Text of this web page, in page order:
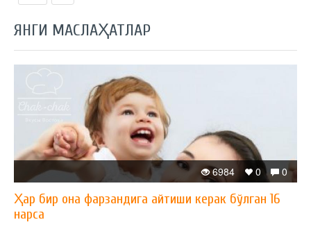
ЯНГИ МАСЛАҲАТЛАР
0
0
6984
Ҳар бир она фарзандига айтиши керак бўлган 16
нарса